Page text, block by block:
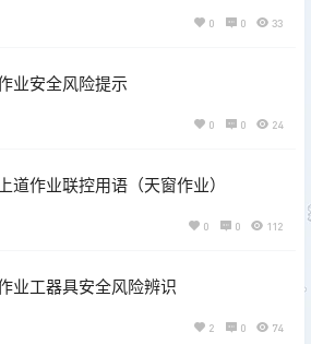
0 0 33
业安全风险提示
0 0 24
道作业联控用语（天窗作业）
0 0 112
业工器具安全风险辨识
2 0 74